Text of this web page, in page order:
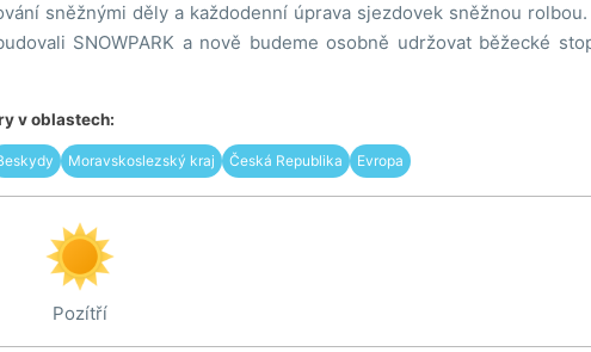
sněžnými děly a každodenní úprava sjezdovek sněžnou
SNOWPARK a nově budeme osobně udržovat běžecké
v oblastech:
Moravskoslezský kraj Česká Republika Evropa
Pozítří